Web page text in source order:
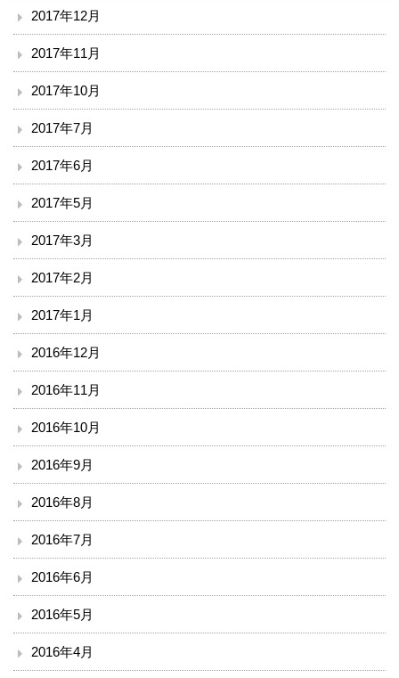
2017年12月
2017年11月
2017年10月
2017年7月
2017年6月
2017年5月
2017年3月
2017年2月
2017年1月
2016年12月
2016年11月
2016年10月
2016年9月
2016年8月
2016年7月
2016年6月
2016年5月
2016年4月